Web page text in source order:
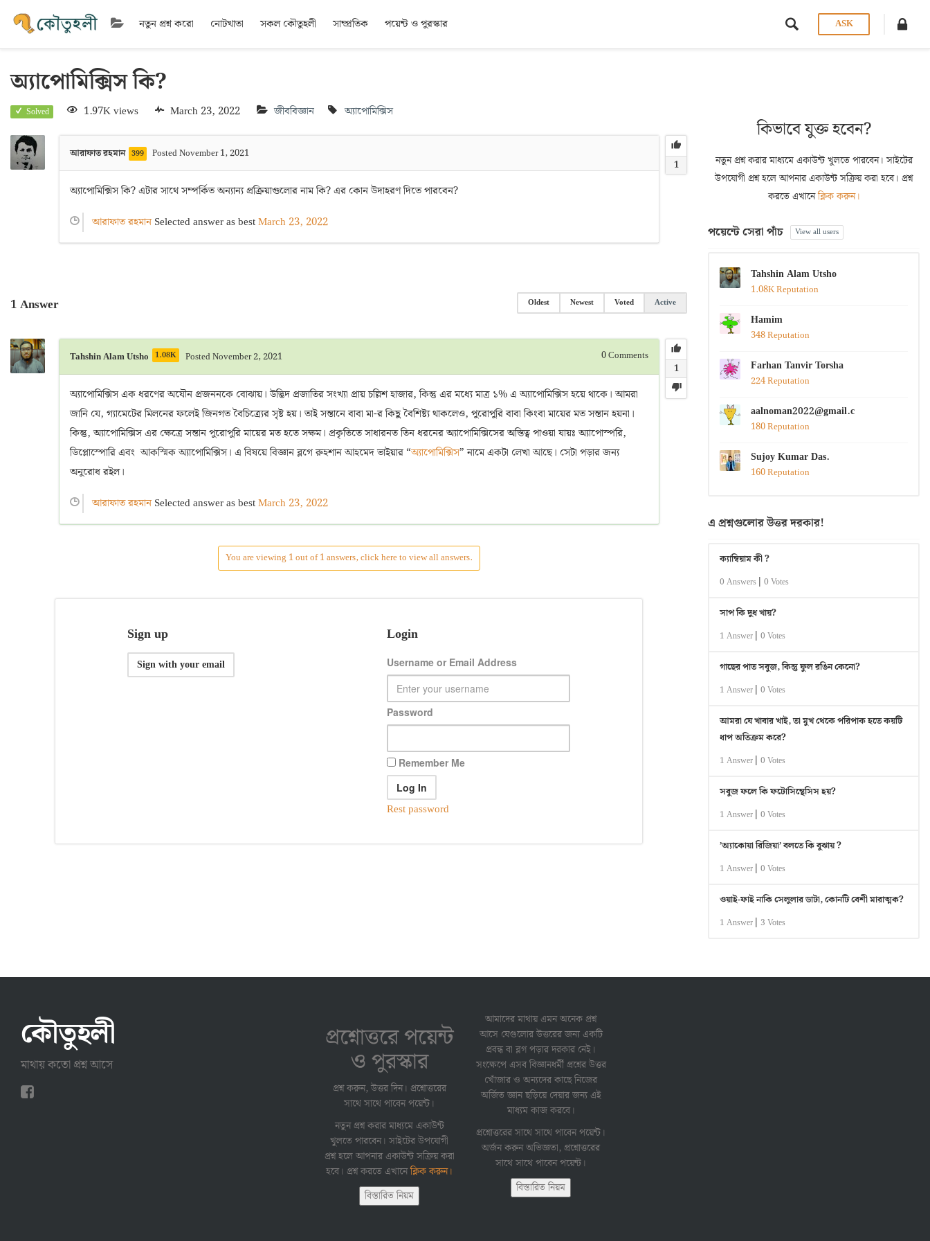
নতুন প্রশ্ন করো নোটখাতা সকল কৌতুহলী সাম্প্রতিক পয়েন্ট ও পুরস্কার ASK
অ্যাপোমিক্সিস কি?
Solved 1.97K views March 23, 2022 জীববিজ্ঞান অ্যাপোমিক্সিস
আরাফাত রহমান 399
Posted November 1, 2021
1
অ্যাপোমিক্সিস কি? এটার সাথে সম্পর্কিত অন্যান্য প্রক্রিয়াগুলোর নাম কি? এর কোন উদাহরণ দিতে পারবেন?
আরাফাত রহমান Selected answer as bestMarch 23, 2022
1Answer Active
Voted
Newest
Oldest
1
Tahshin Alam Utsho 1.08K Posted November 2, 2021 0Comments
অ্যাপোমিক্সিস এক ধরণের অযৌন প্রজননকে বোঝায়। উদ্ভিদ প্রজাতির সংখ্যা প্রায় চল্লিশ হাজার, কিন্তু এর মধ্যে মাত্র ১% এ অ্যাপোমিক্সিস হয়ে থাকে। আমরা
জানি যে, গ্যামেটের মিলনের ফলেই জিনগত বৈচিত্র্যের সৃষ্ট হয়। তাই সন্তানে বাবা মা-র কিছু বৈশিষ্ট্য থাকলেও, পুরোপুরি বাবা কিংবা মায়ের মত সন্তান হয়না।
কিন্তু, অ্যাপোমিক্সিস এর ক্ষেত্রে সন্তান পুরোপুরি মায়ের মত হতে সক্ষম। প্রকৃতিতে সাধারনত তিন ধরনের অ্যাপোমিক্সিসের অস্তিত্ব পাওয়া যায়ঃ অ্যাপোস্পরি,
ডিপ্লোস্পোরি এবং আকস্মিক অ্যাপোমিক্সিস। এ বিষয়ে বিজ্ঞান ব্লগে রুহশান আহমেদ ভাইয়ার “অ্যাপোমিক্সিস” নামে একটা লেখা আছে। সেটা পড়ার জন্য
অনুরোধ রইল।
আরাফাত রহমান Selected answer as bestMarch 23, 2022
You are viewing 1 out of 1 answers, click here to view all answers.
Sign up
Sign with your email
Login
Username or Email Address
Password
Remember Me
Rest password
কিভাবে যুক্ত হবেন?
নতুন প্রশ্ন করার মাধ্যমে একাউন্ট খুলতে পারবেন। সাইটের
উপযোগী প্রশ্ন হলে আপনার একাউন্ট সক্রিয় করা হবে। প্রশ্ন
করতে এখানেক্লিক করুন।
পয়েন্টে সেরা পাঁচ View all users
Tahshin Alam Utsho
1.08K Reputation
Hamim
348 Reputation
Farhan Tanvir Torsha
224 Reputation
aalnoman2022@gmail.com
180 Reputation
Sujoy Kumar Das.
160 Reputation
এ প্রশ্নগুলোর উত্তর দরকার!
ক্যাম্বিয়াম কী ?
0 Answers | 0 Votes
সাপ কি দুধ খায়?
1 Answer | 0 Votes
গাছের পাত সবুজ, কিন্তু ফুল রঙিন কেনো?
1 Answer | 0 Votes
আমরা যে খাবার খাই, তা মুখ থেকে পরিপাক হতে কয়টি
ধাপ অতিক্রম করে?
1 Answer | 0 Votes
সবুজ ফলে কি ফটোসিন্থেসিস হয়?
1 Answer | 0 Votes
’অ্যাকোয়া রিজিয়া’ বলতে কি বুঝায় ?
1 Answer | 0 Votes
ওয়াই-ফাই নাকি সেলুলার ডাটা, কোনটি বেশী মারাত্মক?
1 Answer | 3 Votes
কৌতুহলী
মাথায় কতো প্রশ্ন আসে
প্রশ্নোত্তরে পয়েন্ট
ও পুরস্কার
প্রশ্ন করুন, উত্তর দিন। প্রশ্নোত্তরের
সাথে সাথে পাবেন পয়েন্ট।
নতুন প্রশ্ন করার মাধ্যমে একাউন্ট
খুলতে পারবেন। সাইটের উপযোগী
প্রশ্ন হলে আপনার একাউন্ট সক্রিয় করা
হবে। প্রশ্ন করতে এখানেক্লিক করুন।
বিস্তারিত নিয়ম
আমাদের মাথায় এমন অনেক প্রশ্ন
আসে যেগুলোর উত্তরের জন্য একটি
প্রবন্ধ বা ব্লগ পড়ার দরকার নেই।
সংক্ষেপে এসব বিজ্ঞানধর্মী প্রশ্নের উত্তর
খোঁজার ও অন্যদের কাছে নিজের
অর্জিত জ্ঞান ছড়িয়ে দেয়ার জন্য এই
মাধ্যম কাজ করবে।
প্রশ্নোত্তরের সাথে সাথে পাবেন পয়েন্ট।
অর্জন করুন অভিজ্ঞতা, প্রশ্নোত্তরের
সাথে সাথে পাবেন পয়েন্ট।
বিস্তারিত নিয়ম